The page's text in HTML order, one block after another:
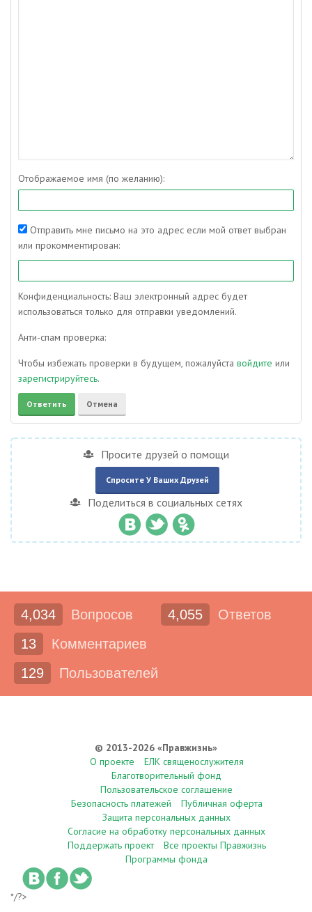
Отображаемое имя (по желанию):
Отправить мне письмо на это адрес если мой ответ выбран
или прокомментирован:
Конфиденциальность: Ваш электронный адрес будет
использоваться только для отправки уведомлений.
Анти-спам проверка:
Чтобы избежать проверки в будущем, пожалуйста войдите или
зарегистрируйтесь.
Просите друзей о помощи
Спросите У Ваших Друзей
Поделиться в социальных сетях
4,034 Вопросов 4,055
Ответов
13
Комментариев
129
Пользователей
© 2013-2026 «Правжизнь»
О проекте
ЕЛК священослужителя
Благотворительный фонд
Пользовательское соглашение
Безопасность платежей
Публичная оферта
Защита персональных данных
Согласие на обработку персональных данных
Поддержать проект
Все проекты Правжизнь
Программы фонда
*/?>